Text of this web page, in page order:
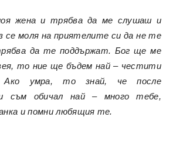
жена и трябва да ме слушаш и
се моля на приятелите си да не те
да те поддържат. Бог ще ме
то ние ще бъдем най – честити
умра, то знай, че после
съм обичал най – много тебе,
и помни любящия те.